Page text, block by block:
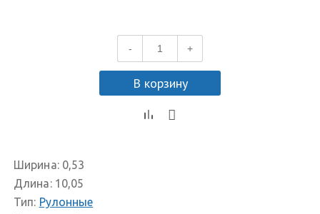
- +
В корзину
Ширина:0,53
Длина:10,05
Тип: Рулонные